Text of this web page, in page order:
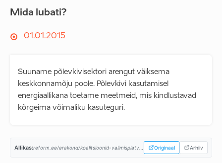
Mida lubati?
01.01.2015
Suuname põlevkivisektori arengut väiksema
keskkonnamõju poole. Põlevkivi kasutamisel
energiaallikana toetame meetmeid, mis kindlustavad
kõrgeima võimaliku kasuteguri.
Allikas: Originaal Arhiiv